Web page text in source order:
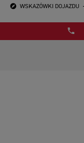
WSKAZÓWKI DOJAZDU